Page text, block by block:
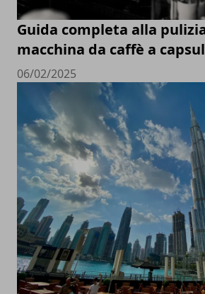
Guida completa alla
macchina da caffè a
06/02/2025